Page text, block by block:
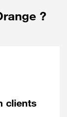
?
clients